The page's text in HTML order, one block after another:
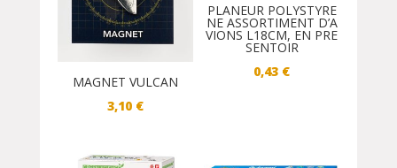
MAGNET VULCAN
3,10 €
PLANEUR POLYSTYRE
NE ASSORTIMENT D’A
VIONS L18CM, EN PRE
SENTOIR
0,43 €